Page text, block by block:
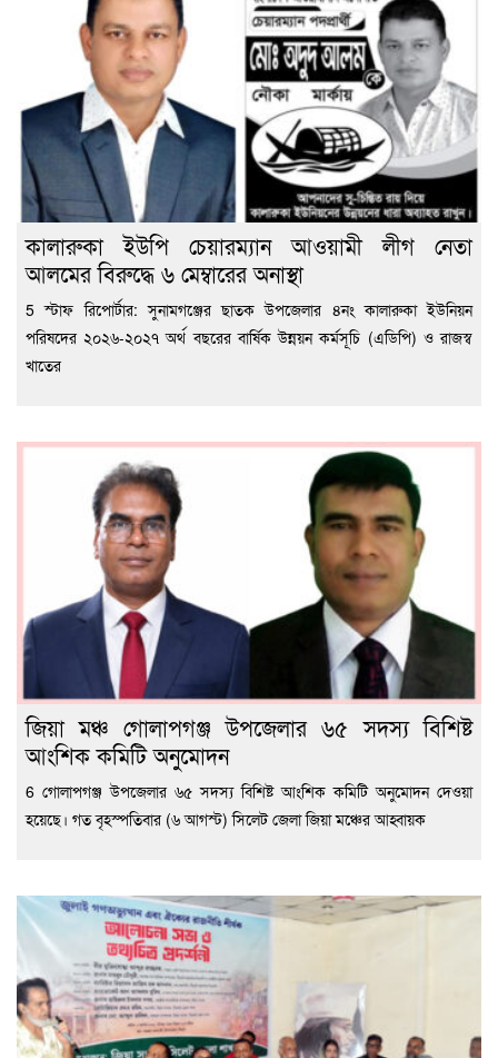
কালারুকা ইউপি চেয়ারম্যান আওয়ামী লীগ নেতা
আলমের বিরুদ্ধে ৬ মেম্বারের অনাস্থা
5 স্টাফ রিপোর্টার: সুনামগঞ্জের ছাতক উপজেলার ৪নং কালারুকা ইউনিয়ন
পরিষদের ২০২৬-২০২৭ অর্থ বছরের বার্ষিক উন্নয়ন কর্মসূচি (এডিপি) ও রাজস্ব
খাতের
জিয়া মঞ্চ গোলাপগঞ্জ উপজেলার ৬৫ সদস্য বিশিষ্ট
আংশিক কমিটি অনুমোদন
6 গোলাপগঞ্জ উপজেলার ৬৫ সদস্য বিশিষ্ট আংশিক কমিটি অনুমোদন দেওয়া
হয়েছে। গত বৃহস্পতিবার (৬ আগস্ট) সিলেট জেলা জিয়া মঞ্চের আহ্বায়ক